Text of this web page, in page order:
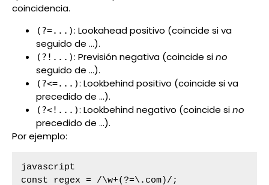
coincidencia.
(?=...): Lookahead positivo (coincide si va
seguido de ...).
(?!...): Previsión negativa (coincide sino
seguido de ...).
(?<=...): Lookbehind positivo (coincide si va
precedido de ...).
(?<!...): Lookbehind negativo (coincide sino
precedido de ...).
Por ejemplo:
javascript
const regex = /\w+(?=\.com)/;